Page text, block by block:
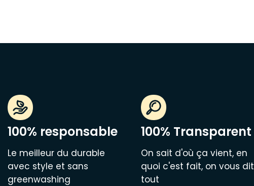
100% responsable
Le meilleur du durable
avec style et sans
greenwashing
100% Transparent
On sait d'où ça vient, en
quoi c'est fait, on vous dit
tout